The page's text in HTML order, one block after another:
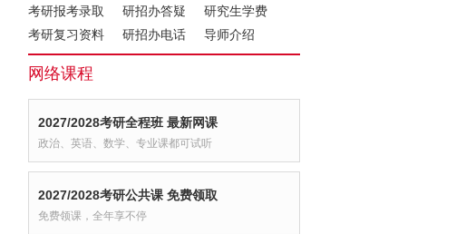
考研报考录取
研招办答疑
研究生学费
考研复习资料
研招办电话 导师介绍
网络课程
2027/2028考研全程班 最新网课
政治、英语、数学、专业课都可试听
2027/2028考研公共课 免费领取
免费领课，全年享不停